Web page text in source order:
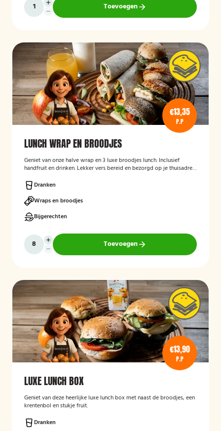
Toevoegen
€13,35
P.P
LUNCH WRAP EN BROODJES
Geniet van onze halve wrap en 3 luxe broodjes lunch. Inclusief
handfruit en drinken. Lekker vers bereid en bezorgd op je thuisadres
Dranken
Wraps en broodjes
Bijgerechten
Toevoegen
€13,90
P.P
LUXE LUNCH BOX
Geniet van deze heerlijke luxe lunch box met naast de broodjes, een
krentenbol en stukje fruit.
Dranken